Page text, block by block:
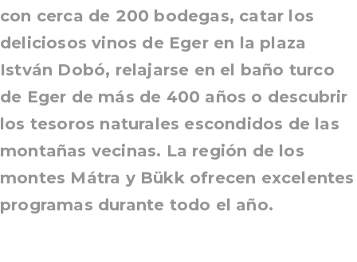
con cerca de 200 bodegas, catar los
deliciosos vinos de Eger en la plaza
István Dobó, relajarse en el baño turco
de Eger de más de 400 años o descubrir
los tesoros naturales escondidos de las
montañas vecinas. La región de los
montes Mátra y Bükk ofrecen excelentes
programas durante todo el año.